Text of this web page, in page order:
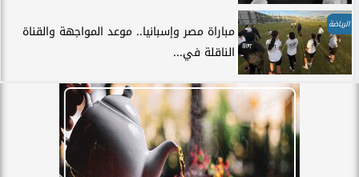
الرياضة
مباراة مصر وإسبانيا.. موعد المواجهة والقناة
الناقلة في...